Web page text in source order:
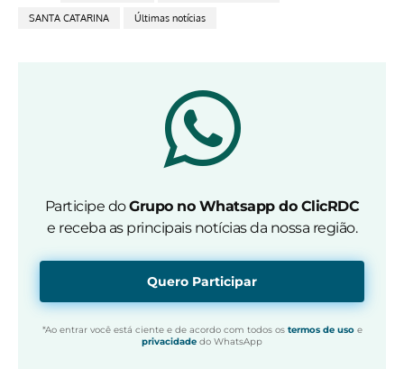
SANTA CATARINA Últimas notícias
Participe doGrupo no Whatsapp do ClicRDC
e receba as principais notícias da nossa região.
Quero Participar
*Ao entrar você está ciente e de acordo com todos os termos de usoe
privacidade do WhatsApp